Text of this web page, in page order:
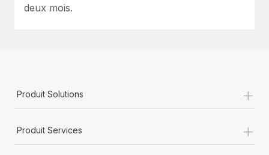
deux mois.
Produit Solutions +
Produit Services +